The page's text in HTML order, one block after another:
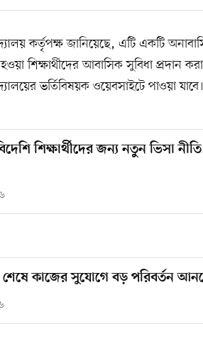
কর্তৃপক্ষ জানিয়েছে, এটি একটি
হওয়া শিক্ষার্থীদের আবাসিক সুবিধা প্রদান
ভর্তিবিষয়ক ওয়েবসাইটে পাওয়া যাবে।
বিদেশি শিক্ষার্থীদের জন্য নতুন ভিসা
কাজের সুযোগে বড় পরিবর্তন